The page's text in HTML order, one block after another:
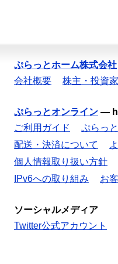
ぷらっとホーム株式会社
会社概要
株主・投資
ぷらっとオンライン —
ご利用ガイド
ぷらっ
配送・決済について
個人情報取り扱い方針
IPv6への取り組み
お
ソーシャルメディア
Twitter公式アカウント